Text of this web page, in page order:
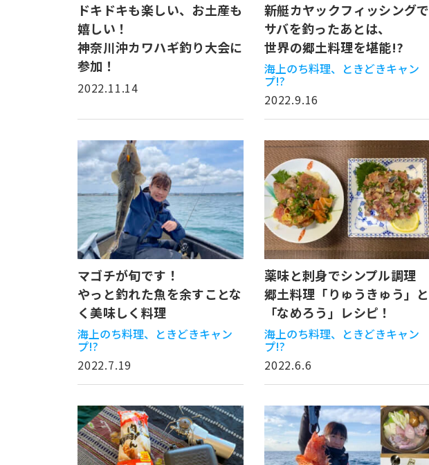
ドキドキも楽しい、お土産も
嬉しい！
神奈川沖カワハギ釣り大会に
参加！
2022.11.14
新艇カヤックフィッシングで
サバを釣ったあとは、
世界の郷土料理を堪能!?
海上のち料理、ときどきキャン
プ!?
2022.9.16
マゴチが旬です！
やっと釣れた魚を余すことな
く美味しく料理
海上のち料理、ときどきキャン
プ!?
2022.7.19
薬味と刺身でシンプル調理
郷土料理「りゅうきゅう」と
「なめろう」レシピ！
海上のち料理、ときどきキャン
プ!?
2022.6.6